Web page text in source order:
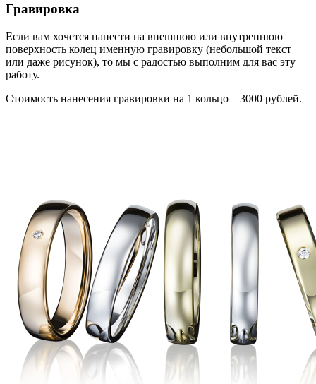
Гравировка
Если вам хочется нанести на внешнюю или внутреннюю
поверхность колец именную гравировку (небольшой текст
или даже рисунок), то мы с радостью выполним для вас эту
работу.
Стоимость нанесения гравировки на 1 кольцо – 3000 рублей.